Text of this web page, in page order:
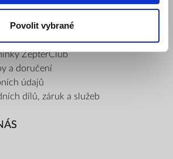
Povolit vybrané
PODMÍNKY
obchodu
ZepterClub
a doručení
údajů
dílů, záruk a služeb